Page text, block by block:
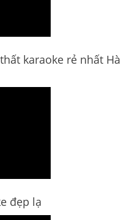
karaoke rẻ nhất Hà
đẹp lạ